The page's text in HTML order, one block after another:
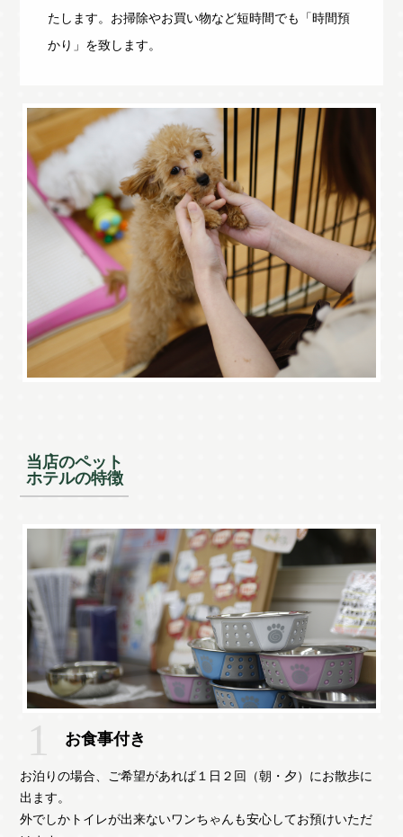
たします。お掃除やお買い物など短時間でも「時間預
かり」を致します。
当店のペット
ホテルの特徴
お食事付き
お泊りの場合、ご希望があれば１日２回（朝・夕）にお散歩に
出ます。
外でしかトイレが出来ないワンちゃんも安心してお預けいただ